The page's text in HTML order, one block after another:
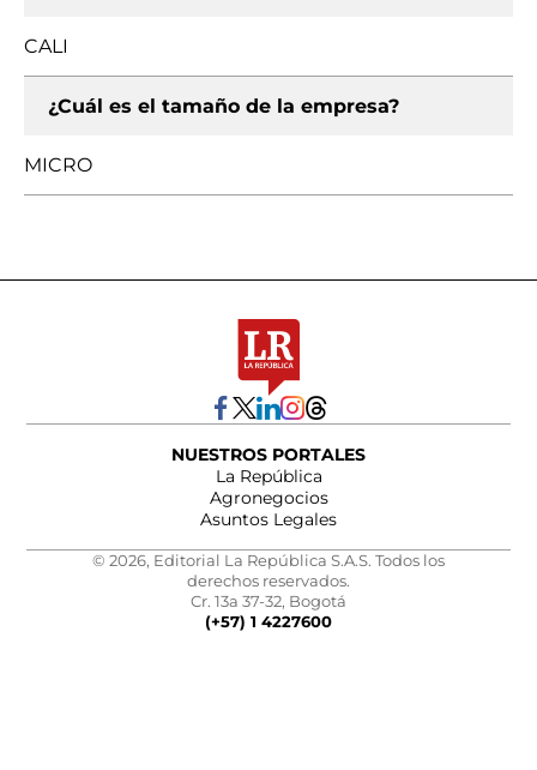
CALI
¿Cuál es el tamaño de la empresa?
MICRO
NUESTROS PORTALES
La República
Agronegocios
Asuntos Legales
© 2026, Editorial La República S.A.S. Todos los
derechos reservados.
Cr. 13a 37-32, Bogotá
(+57) 1 4227600